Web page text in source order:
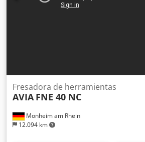
Monheim am Rhein
12.094 km
Fresadora de herramientas
AVIA FNE 40 NC